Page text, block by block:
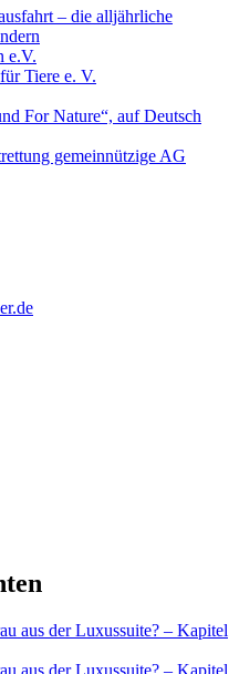
– die alljährliche
e.V.
Tiere e. V.
For Nature“, auf Deutsch
gemeinnützige AG
aus der Luxussuite? – Kapitel
aus der Luxussuite? – Kapitel